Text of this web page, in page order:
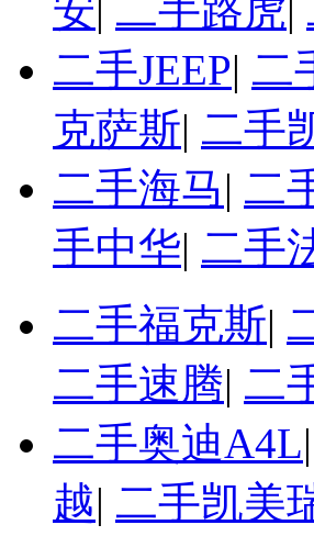
安| 二手路虎|
二手JEEP| 二
克萨斯| 二手
二手海马| 二
手中华| 二手
二手福克斯|
二手速腾| 二
二手奥迪A4L|
越| 二手凯美